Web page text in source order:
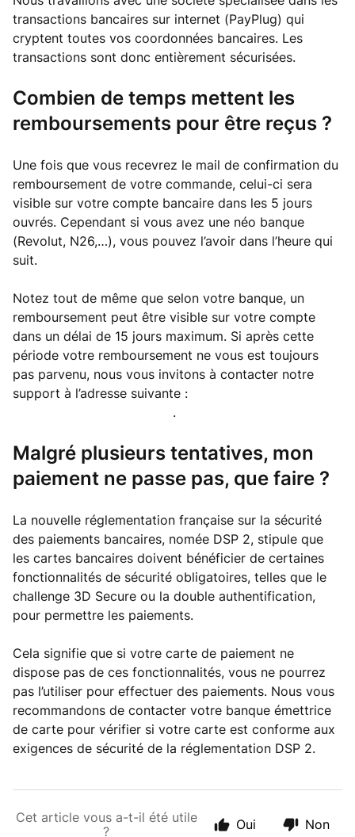
transactions bancaires sur internet (PayPlug) qui
cryptent toutes vos coordonnées bancaires. Les
transactions sont donc entièrement sécurisées.
Combien de temps mettent les
remboursements pour être reçus ?
Une fois que vous recevrez le mail de confirmation du
remboursement de votre commande, celui-ci sera
visible sur votre compte bancaire dans les 5 jours
ouvrés. Cependant si vous avez une néo banque
(Revolut, N26,…), vous pouvez l’avoir dans l’heure qui
suit.
Notez tout de même que selon votre banque, un
remboursement peut être visible sur votre compte
dans un délai de 15 jours maximum. Si après cette
période votre remboursement ne vous est toujours
pas parvenu, nous vous invitons à contacter notre
support à l’adresse suivante :
.
Malgré plusieurs tentatives, mon
paiement ne passe pas, que faire ?
La nouvelle réglementation française sur la sécurité
des paiements bancaires, nomée DSP 2, stipule que
les cartes bancaires doivent bénéficier de certaines
fonctionnalités de sécurité obligatoires, telles que le
challenge 3D Secure ou la double authentification,
pour permettre les paiements.
Cela signifie que si votre carte de paiement ne
dispose pas de ces fonctionnalités, vous ne pourrez
pas l’utiliser pour effectuer des paiements. Nous vous
recommandons de contacter votre banque émettrice
de carte pour vérifier si votre carte est conforme aux
exigences de sécurité de la réglementation DSP 2.
Cet article vous a-t-il été utile
?
Oui Non